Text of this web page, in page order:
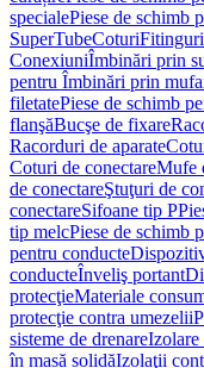
specialePiese de schimb
SuperTubeCoturi
ConexiuniÎmbinări prin
pentru Îmbinări prin
filetatePiese de schimb
flanşăBucşe de fixare
Racorduri de aparate
Coturi de conectareMufe
de conectareŞtuţuri de
conectareSifoane tip P
tip melcPiese de schimb
pentru conducte
conducteÎnveliş portant
protecţieMateriale
protecţie contra umezelii
sisteme de drenareIzolare
în masă solidăIzolaţii